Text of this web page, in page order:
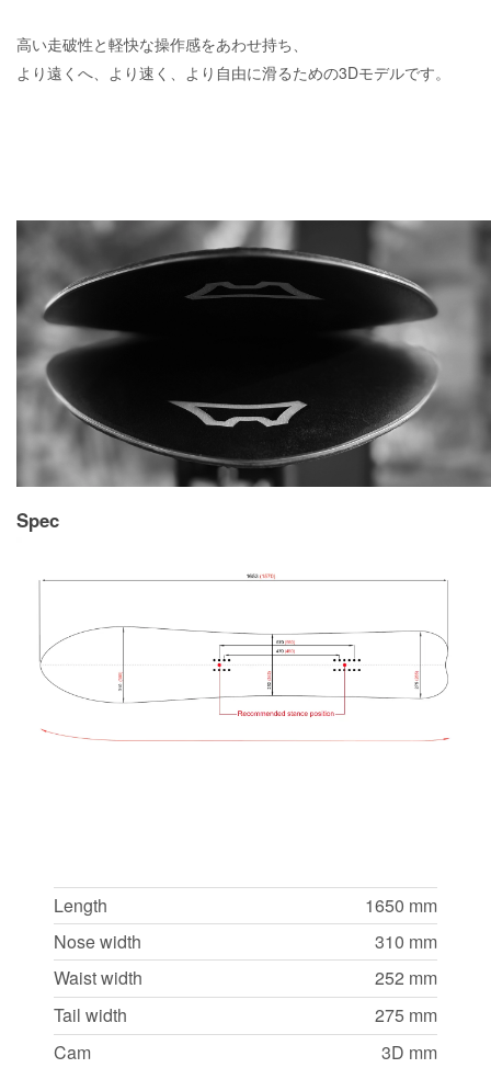
高い走破性と軽快な操作感をあわせ持ち、
より遠くへ、より速く、より自由に滑るための3Dモデルです。
Spec
Length
1650 mm
Nose width
310 mm
Waist width
252 mm
Tail width
275 mm
Cam
3D mm